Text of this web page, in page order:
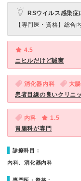
RSウイルス感染症
【専門医・資格】 総合
4.5
ニヒルだけど誠実
消化器内科 大
患者目線の良いクリニ
内科
1.5
胃腸科が専門
診療科目：
内科、消化器内科